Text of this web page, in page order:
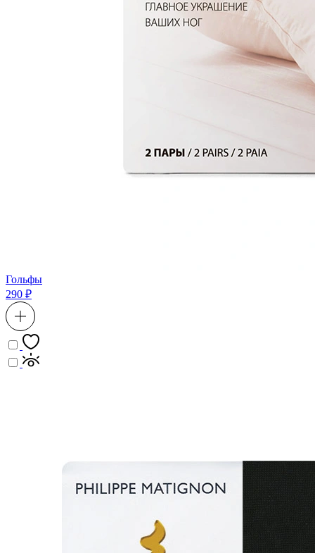
Гольфы
290 ₽